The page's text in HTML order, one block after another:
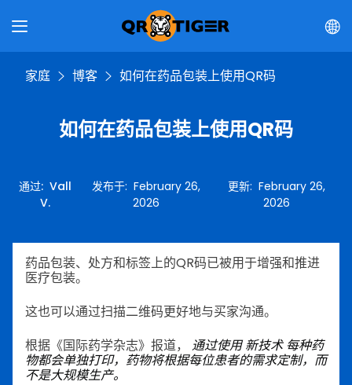
家庭 博客 如何在药品包装上使用QR码
如何在药品包装上使用QR码
通过: Vall
V.
发布于: February 26,
2026
更新:February 26,
2026
药品包装、处方和标签上的QR码已被用于增强和推进
医疗包装。
这也可以通过扫描二维码更好地与买家沟通。
根据《国际药学杂志》报道， 通过使用新技术 每种药
物都会单独打印，药物将根据每位患者的需求定制，而
不是大规模生产。